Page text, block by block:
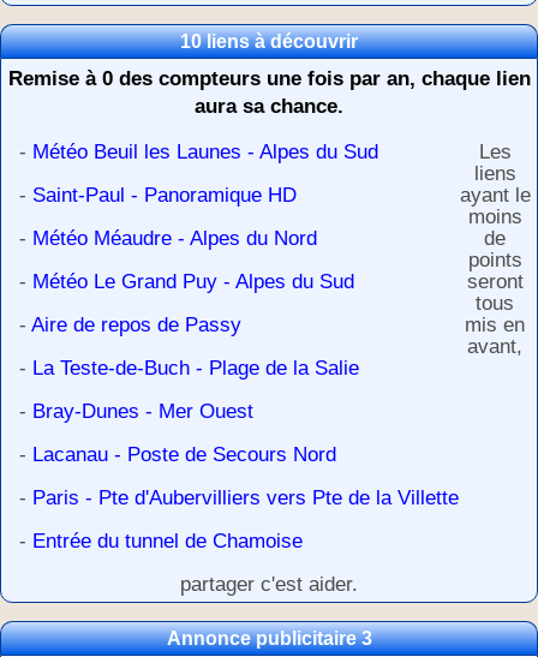
10 liens à découvrir
Remise à 0 des compteurs une fois par an, chaque lien
aura sa chance.
- Météo Beuil les Launes - Alpes du Sud
- Saint-Paul - Panoramique HD
- Météo Méaudre - Alpes du Nord
- Météo Le Grand Puy - Alpes du Sud
- Aire de repos de Passy
- La Teste-de-Buch - Plage de la Salie
- Bray-Dunes - Mer Ouest
- Lacanau - Poste de Secours Nord
- Paris - Pte d'Aubervilliers vers Pte de la Villette
- Entrée du tunnel de Chamoise
Les
liens
ayant le
moins
de
points
seront
tous
mis en
avant,
partager c'est aider.
Annonce publicitaire 3